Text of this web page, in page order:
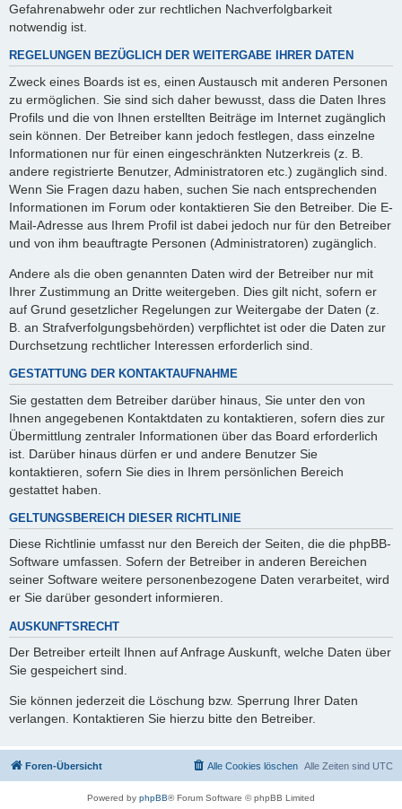
Gefahrenabwehr oder zur rechtlichen Nachverfolgbarkeit
notwendig ist.
REGELUNGEN BEZÜGLICH DER WEITERGABE IHRER DATEN
Zweck eines Boards ist es, einen Austausch mit anderen Personen
zu ermöglichen. Sie sind sich daher bewusst, dass die Daten Ihres
Profils und die von Ihnen erstellten Beiträge im Internet zugänglich
sein können. Der Betreiber kann jedoch festlegen, dass einzelne
Informationen nur für einen eingeschränkten Nutzerkreis (z. B.
andere registrierte Benutzer, Administratoren etc.) zugänglich sind.
Wenn Sie Fragen dazu haben, suchen Sie nach entsprechenden
Informationen im Forum oder kontaktieren Sie den Betreiber. Die E-
Mail-Adresse aus Ihrem Profil ist dabei jedoch nur für den Betreiber
und von ihm beauftragte Personen (Administratoren) zugänglich.
Andere als die oben genannten Daten wird der Betreiber nur mit
Ihrer Zustimmung an Dritte weitergeben. Dies gilt nicht, sofern er
auf Grund gesetzlicher Regelungen zur Weitergabe der Daten (z.
B. an Strafverfolgungsbehörden) verpflichtet ist oder die Daten zur
Durchsetzung rechtlicher Interessen erforderlich sind.
GESTATTUNG DER KONTAKTAUFNAHME
Sie gestatten dem Betreiber darüber hinaus, Sie unter den von
Ihnen angegebenen Kontaktdaten zu kontaktieren, sofern dies zur
Übermittlung zentraler Informationen über das Board erforderlich
ist. Darüber hinaus dürfen er und andere Benutzer Sie
kontaktieren, sofern Sie dies in Ihrem persönlichen Bereich
gestattet haben.
GELTUNGSBEREICH DIESER RICHTLINIE
Diese Richtlinie umfasst nur den Bereich der Seiten, die die phpBB-
Software umfassen. Sofern der Betreiber in anderen Bereichen
seiner Software weitere personenbezogene Daten verarbeitet, wird
er Sie darüber gesondert informieren.
AUSKUNFTSRECHT
Der Betreiber erteilt Ihnen auf Anfrage Auskunft, welche Daten über
Sie gespeichert sind.
Sie können jederzeit die Löschung bzw. Sperrung Ihrer Daten
verlangen. Kontaktieren Sie hierzu bitte den Betreiber.
Foren-Übersicht Alle Zeiten sind UTC
Alle Cookies löschen
Powered by phpBB® Forum Software © phpBB Limited